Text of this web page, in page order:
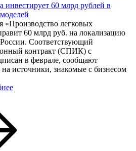
инвестирует 60 млрд рублей в
«Производство легковых
60 млрд руб. на локализацию
Соответствующий
контракт (СПИК) с
в феврале, сообщают
источники, знакомые с бизнесом